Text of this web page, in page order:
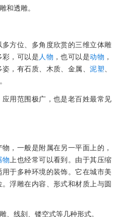
和透雕。
方位、多角度欣赏的三维立体雕
彩，可以是 人物 ，也可以是动物 ，
，有石质、木质、金属、泥塑
用范围极广，也是老百姓最常见
物，一般是附属在另一平面上的，
物 上也经常可以看到。由于其压缩
于多种环境的装饰。它在城市美
浮雕在内容、形式和材质上与圆
、线刻、镂空式等几种形式。